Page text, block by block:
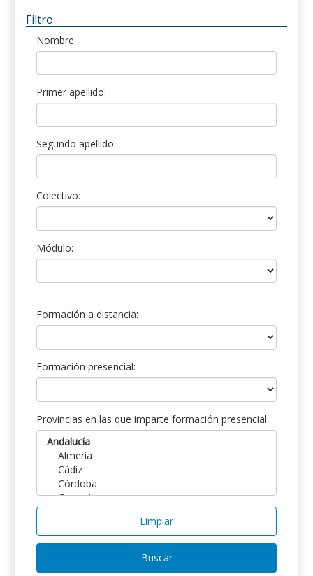
Filtro
Nombre:
Primer apellido:
Segundo apellido:
Colectivo:
Módulo:
Formación a distancia:
Formación presencial:
Provincias en las que imparte formación presencial:
Limpiar
Buscar